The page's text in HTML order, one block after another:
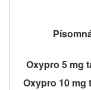
Oxypro 5 mg
Oxypro 10 mg